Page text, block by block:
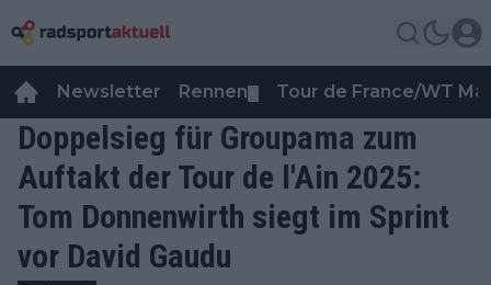
Newsletter Rennen Tour de France/WT
Doppelsieg für Groupama zum
Auftakt der Tour de l'Ain 2025:
Tom Donnenwirth siegt im Sprint
vor David Gaudu